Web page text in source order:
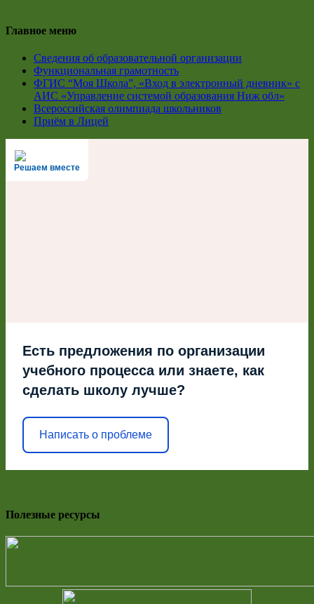
Главное меню
Сведения об образовательной организации
Функциональная грамотность
ФГИС “Моя Школа”, «Вход в электронный дневник» с
АИС «Управление системой образования Ниж обл»
Всероссийская олимпиада школьников
Приём в Лицей
Решаем вместе
Есть предложения по организации
учебного процесса или знаете, как
сделать школу лучше?
Написать о проблеме
Полезные ресурсы